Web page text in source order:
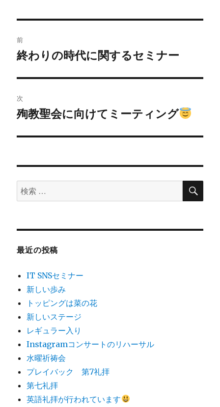
稿
ビ
ゲ
ー
ン
前
過
の
投
稿:
終わりの時代に関するセミナー
次
次
投
殉教聖会に向けてミーティング
検
索
象:
検
最近の投稿
IT SNSセミナー
新しい歩み
トッピングは菜の花
新しいステージ
レギュラー入り
Instagramコンサートのリハーサル
水曜祈祷会
プレイバック 第7礼拝
第七礼拝
英語礼拝が行われています